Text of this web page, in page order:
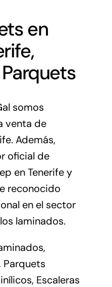
en
somos
venta de
Además,
oficial de
en Tenerife y
reconocido
en el sector
laminados.
Parquets
Escaleras